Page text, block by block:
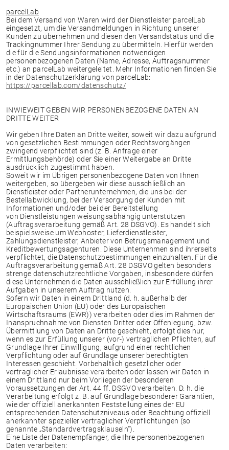
parcelLab
Bei dem Versand von Waren wird der Dienstleister parcelLab
eingesetzt, um die Versandmeldungen in Richtung unserer
Kunden zu übernehmen und diesen den Versandstatus und die
Trackingnummer Ihrer Sendung zu übermitteln. Hierfür werden
die für die Sendungsinformationen notwendigen
personenbezogenen Daten (Name, Adresse, Auftragsnummer
etc.) an parcelLab weitergeleitet. Mehr Informationen finden Sie
in der Datenschutzerklärung von parcelLab:
https://parcellab.com/datenschutz/
INWIEWEIT GEBEN WIR PERSONENBEZOGENE DATEN AN
DRITTE WEITER
Wir geben Ihre Daten an Dritte weiter, soweit wir dazu aufgrund
von gesetzlichen Bestimmungen oder Rechtsvorgängen
zwingend verpflichtet sind (z. B. Anfrage einer
Ermittlungsbehörde) oder Sie einer Weitergabe an Dritte
ausdrücklich zugestimmt haben.
Soweit wir im Übrigen personenbezogene Daten von Ihnen
weitergeben, so übergeben wir diese ausschließlich an
Dienstleister oder Partnerunternehmen, die uns bei der
Bestellabwicklung, bei der Versorgung der Kunden mit
Informationen und/oder bei der Bereitstellung
von Dienstleistungen weisungsabhängig unterstützen
(Auftragsverarbeitung gemäß Art. 28 DSGVO). Es handelt sich
beispielsweise um Webhoster, Lieferdienstleister,
Zahlungsdienstleister, Anbieter von Betrugsmanagement und
Kreditbewertungsagenturen. Diese Unternehmen sind ihrerseits
verpflichtet, die Datenschutzbestimmungen einzuhalten. Für die
Auftragsverarbeitung gemäß Art. 28 DSGVO gelten besonders
strenge datenschutzrechtliche Vorgaben, insbesondere dürfen
diese Unternehmen die Daten ausschließlich zur Erfüllung ihrer
Aufgaben in unserem Auftrag nutzen.
Sofern wir Daten in einem Drittland (d. h. außerhalb der
Europäischen Union (EU) oder des Europäischen
Wirtschaftsraums (EWR)) verarbeiten oder dies im Rahmen der
Inanspruchnahme von Diensten Dritter oder Offenlegung, bzw.
Übermittlung von Daten an Dritte geschieht, erfolgt dies nur,
wenn es zur Erfüllung unserer (vor-) vertraglichen Pflichten, auf
Grundlage Ihrer Einwilligung, aufgrund einer rechtlichen
Verpflichtung oder auf Grundlage unserer berechtigten
Interessen geschieht. Vorbehaltlich gesetzlicher oder
vertraglicher Erlaubnisse verarbeiten oder lassen wir Daten in
einem Drittland nur beim Vorliegen der besonderen
Voraussetzungen der Art. 44 ff. DSGVO verarbeiten. D. h. die
Verarbeitung erfolgt z. B. auf Grundlage besonderer Garantien,
wie der offiziell anerkannten Feststellung eines der EU
entsprechenden Datenschutzniveaus oder Beachtung offiziell
anerkannter spezieller vertraglicher Verpflichtungen (so
genannte „Standardvertragsklauseln“).
Eine Liste der Datenempfänger, die Ihre personenbezogenen
Daten verarbeiten: